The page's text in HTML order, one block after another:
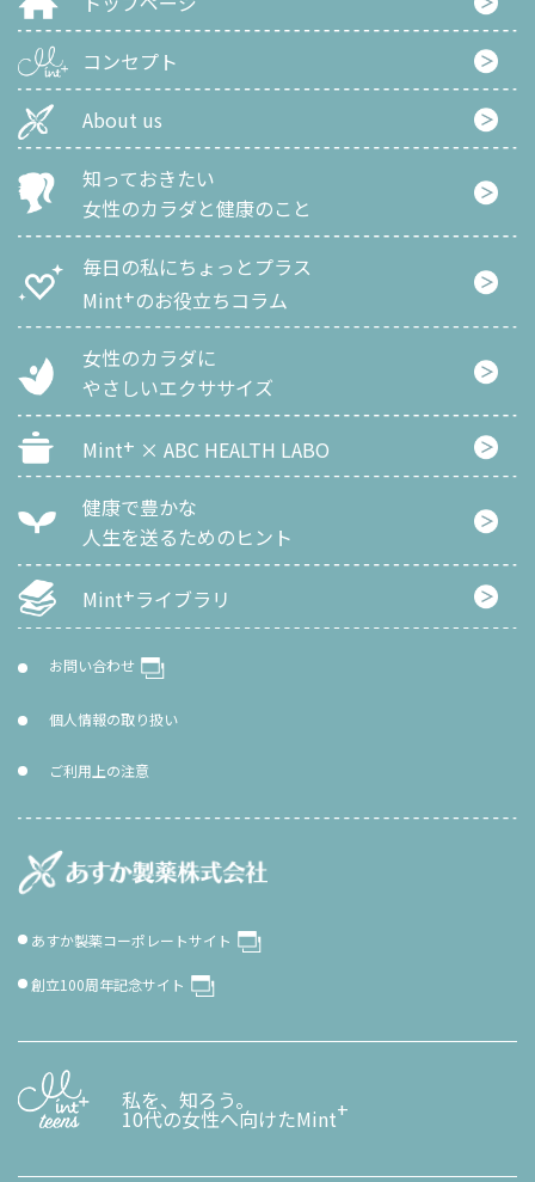
コンセプト
About us
知っておきたい
女性のカラダと健康のこと
毎日の私にちょっとプラス
Mint+のお役立ちコラム
女性のカラダに
やさしいエクササイズ
Mint+ × ABC HEALTH LABO
健康で豊かな
人生を送るためのヒント
Mint+ライブラリ
お問い合わせ
個人情報の取り扱い
ご利用上の注意
あすか製薬コーポレートサイト
創立100周年記念サイト
私を、知ろう。
10代の女性へ向けたMint+